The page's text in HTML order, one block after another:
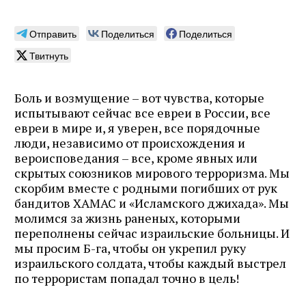
Отправить Поделиться
Поделиться
Твитнуть
Боль и возмущение – вот чувства, которые
испытывают сейчас все евреи в России, все
евреи в мире и, я уверен, все порядочные
люди, независимо от происхождения и
вероисповедания – все, кроме явных или
скрытых союзников мирового терроризма. Мы
скорбим вместе с родными погибших от рук
бандитов ХАМАС и «Исламского джихада». Мы
молимся за жизнь раненых, которыми
переполнены сейчас израильские больницы. И
мы просим Б-га, чтобы он укрепил руку
израильского солдата, чтобы каждый выстрел
по террористам попадал точно в цель!